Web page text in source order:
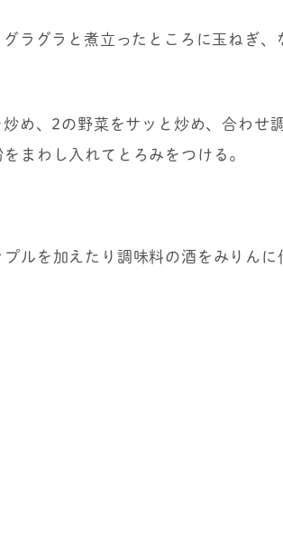
ラグラと煮立ったところに玉ねぎ
め、2の野菜をサッと炒め、合わせ
まわし入れてとろみをつける。
ルを加えたり調味料の酒をみりんに